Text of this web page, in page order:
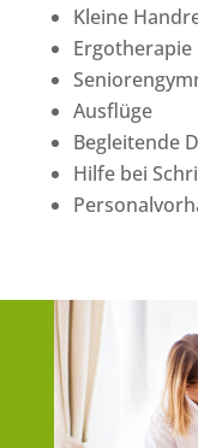
Kleine
Ergotherapie
Ausflüge
Begleitende
Hilfe bei